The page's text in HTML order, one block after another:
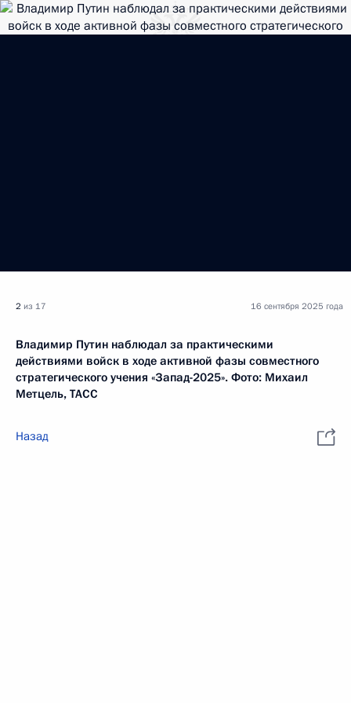
2 из 17
Владимир Путин наблюдал за практическими
действиями войск в ходе активной фазы совместного
стратегического учения «Запад-2025». Фото: Михаил
Метцель, ТАСС
16 сентября 2025 года
Назад